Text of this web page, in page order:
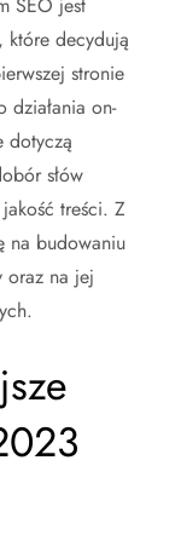
które decydują
stronie
działania on-
dotyczą
słów
treści. Z
na budowaniu
oraz na jej